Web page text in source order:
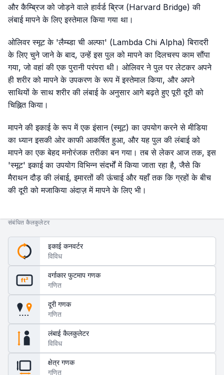
और कैम्ब्रिज को जोड़ने वाले हार्वर्ड ब्रिज (Harvard Bridge) की
लंबाई मापने के लिए इस्तेमाल किया गया था।
ओलिवर स्मूट के 'लैम्ब्डा ची अल्फा' (Lambda Chi Alpha) बिरादरी
के लिए चुने जाने के बाद, उन्हें इस पुल को मापने का दिलचस्प काम सौंपा
गया, जो वहां की एक पुरानी परंपरा थी। ओलिवर ने पुल पर लेटकर अपने
ही शरीर को मापने के उपकरण के रूप में इस्तेमाल किया, और अपने
साथियों के साथ शरीर की लंबाई के अनुसार आगे बढ़ते हुए पूरी दूरी को
चिह्नित किया।
मापने की इकाई के रूप में एक इंसान (स्मूट) का उपयोग करने से मीडिया
का ध्यान इसकी ओर काफी आकर्षित हुआ, और यह पुल की लंबाई को
मापने का एक बेहद मनोरंजक तरीका बन गया। तब से लेकर आज तक, इस
'स्मूट' इकाई का उपयोग विभिन्न संदर्भों में किया जाता रहा है, जैसे कि
मैराथन दौड़ की लंबाई, इमारतों की ऊंचाई और यहाँ तक कि ग्रहों के बीच
की दूरी को मजाकिया अंदाज़ में मापने के लिए भी।
संबंधित कैलकुलेटर
इकाई कनवर्टर
विविध
ft²
वर्गाकार फुटमाप गणक
गणित
दूरी गणक
गणित
लंबाई कैलकुलेटर
विविध
क्षेत्र गणक
गणित